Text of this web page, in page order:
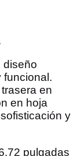
diseño
funcional.
en
en hoja
y
pulgadas